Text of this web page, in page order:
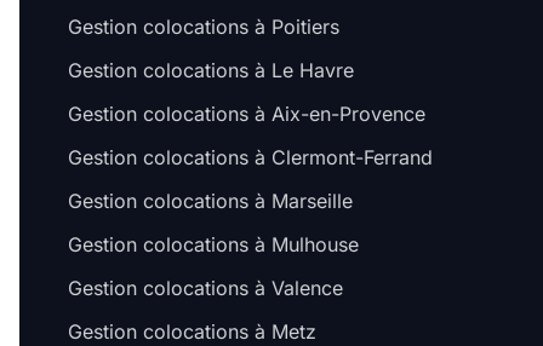
Gestion colocations à Poitiers
Gestion colocations à Le Havre
Gestion colocations à Aix-en-Provence
Gestion colocations à Clermont-Ferrand
Gestion colocations à Marseille
Gestion colocations à Mulhouse
Gestion colocations à Valence
Gestion colocations à Metz